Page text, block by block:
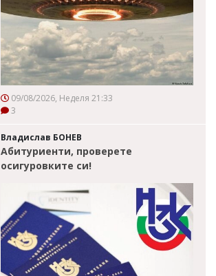
09/08/2026, Неделя 21:33
3
Владислав БОНЕВ
Абитуриенти, проверете
осигуровките си!